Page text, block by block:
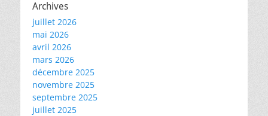
Archives
juillet 2026
mai 2026
avril 2026
mars 2026
décembre 2025
novembre 2025
septembre 2025
juillet 2025